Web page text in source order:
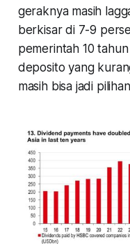
geraknya masih
berkisar di 7-9
pemerintah 10
deposito yang
masih bisa jadi